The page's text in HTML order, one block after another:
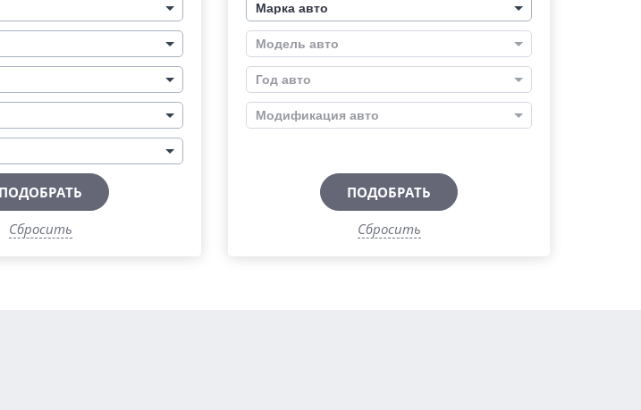
ПОДОБРАТЬ
Сбросить
Марка авто
Модель авто
Год авто
Модификация авто
ПОДОБРАТЬ
Сбросить